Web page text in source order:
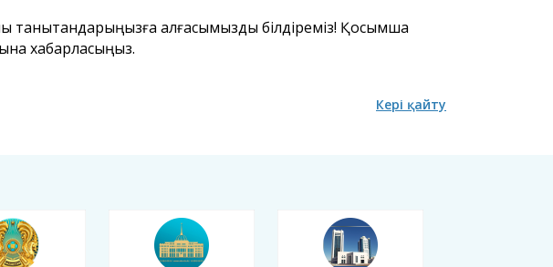
танытқандарыңызға алғасымызды білдіреміз! Қосымша
хабарласыңыз.
Кері қайту